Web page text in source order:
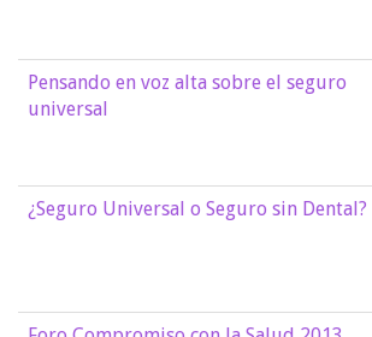
Pensando en voz alta sobre el seguro
universal
¿Seguro Universal o Seguro sin Dental?